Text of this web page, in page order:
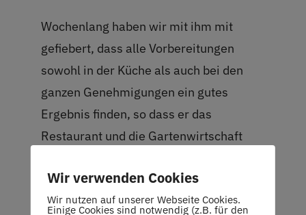
Platz buchen
Wochenlang haben wir mit ihm mit
gefiebert, dass alle Vorbereitungen
sowohl in der Küche als auch bei den
ganzen Genehmigungen ein gutes
Ergebnis finden, so dass er das
Restaurant und die Gartenwirtschaft
Luigi ist ein waschechter Sizilianer und
Wir verwenden Cookies
Wir nutzen auf unserer Webseite Cookies.
Einige Cookies sind notwendig (z.B. für den